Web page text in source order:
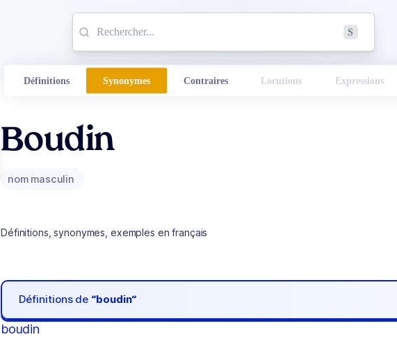
S
Définitions Synonymes Contraires Locutions Expressions
Boudin
nom masculin
Définitions, synonymes, exemples en français
Définitions de “boudin“
boudin